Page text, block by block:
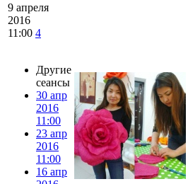
9 апреля
2016
11:00 4
Другие
сеансы
30 апр
2016
11:00
23 апр
2016
11:00
16 апр